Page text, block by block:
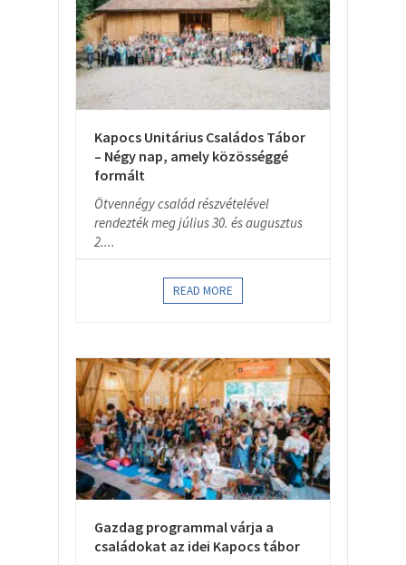
Kapocs Unitárius Családos Tábor
– Négy nap, amely közösséggé
formált
Ötvennégy család részvételével
rendezték meg július 30. és augusztus
2....
READ MORE
Gazdag programmal várja a
családokat az idei Kapocs tábor